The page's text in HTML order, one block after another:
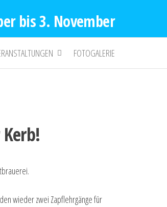
bis 3. November
FOTOGALERIE
wie­der zwei Zapf­lehr­gän­ge für